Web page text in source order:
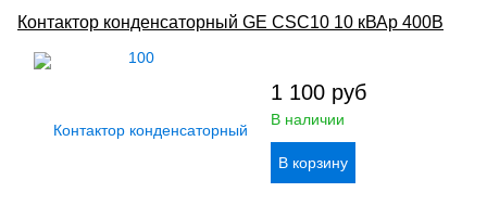
Контактор конденсаторный GE CSC10 10 кВАр 400В
1 100 руб
В наличии